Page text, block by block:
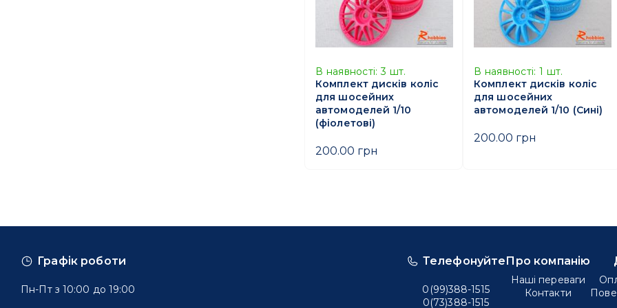
В наявності: 3 шт.
Комплект дисків коліс
для шосейних
автомоделей 1/10
(фіолетові)
200.00 грн
В наявності: 1 шт.
Комплект дисків коліс
для шосейних
автомоделей 1/10 (Сині)
200.00 грн
Графік роботи
Пн-Пт з 10:00 до 19:00
Телефонуйте
0(99)388-1515
0(73)388-1515
Про компанію
Наші переваги
Контакти